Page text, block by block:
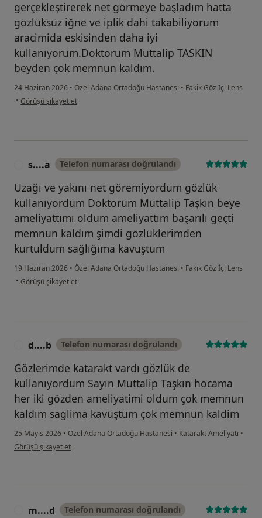
gerçekleştirerek net görmeye başladım hatta
gözlüksüz iğne ve iplik dahi takabiliyorum
aracimida eskisinden daha iyi
kullanıyorum.Doktorum Muttalip TASKIN
beyden çok memnun kaldım.
24 Haziran 2026 • Özel Adana Ortadoğu Hastanesi • Fakik Göz İçi Lens
• kullanıcının görüşüne göre l....k
Görüşü şikayet et
s....a Telefon numarası doğrulandı
Uzağı ve yakını net göremiyordum gözlük
kullanıyordum Doktorum Muttalip Taşkın beye
ameliyattımı oldum ameliyattım başarılı geçti
memnun kaldım şimdi gözlüklerimden
kurtuldum sağlığıma kavuştum
19 Haziran 2026 • Özel Adana Ortadoğu Hastanesi • Fakik Göz İçi Lens
• kullanıcının görüşüne göre s....a
Görüşü şikayet et
d....b Telefon numarası doğrulandı
Gözlerimde katarakt vardı gözlük de
kullanıyordum Sayın Muttalip Taşkın hocama
her iki gözden ameliyatimi oldum çok memnun
kaldım saglima kavuştum çok memnun kaldim
25 Mayıs 2026 • Özel Adana Ortadoğu Hastanesi • Katarakt Ameliyatı •
kullanıcının görüşüne göre d....b
Görüşü şikayet et
m....d Telefon numarası doğrulandı